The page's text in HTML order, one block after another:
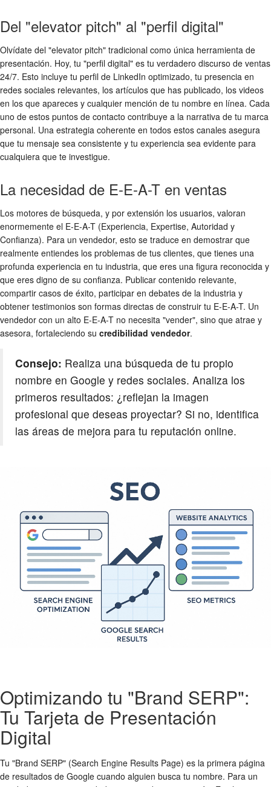
Del "elevator pitch" al "perfil digital"
Olvídate del "elevator pitch" tradicional como única herramienta de
presentación. Hoy, tu "perfil digital" es tu verdadero discurso de ventas
24/7. Esto incluye tu perfil de LinkedIn optimizado, tu presencia en
redes sociales relevantes, los artículos que has publicado, los videos
en los que apareces y cualquier mención de tu nombre en línea. Cada
uno de estos puntos de contacto contribuye a la narrativa de tu marca
personal. Una estrategia coherente en todos estos canales asegura
que tu mensaje sea consistente y tu experiencia sea evidente para
cualquiera que te investigue.
La necesidad de E-E-A-T en ventas
Los motores de búsqueda, y por extensión los usuarios, valoran
enormemente el E-E-A-T (Experiencia, Expertise, Autoridad y
Confianza). Para un vendedor, esto se traduce en demostrar que
realmente entiendes los problemas de tus clientes, que tienes una
profunda experiencia en tu industria, que eres una figura reconocida y
que eres digno de su confianza. Publicar contenido relevante,
compartir casos de éxito, participar en debates de la industria y
obtener testimonios son formas directas de construir tu E-E-A-T. Un
vendedor con un alto E-E-A-T no necesita "vender", sino que atrae y
asesora, fortaleciendo su credibilidad vendedor.
Consejo: Realiza una búsqueda de tu propio
nombre en Google y redes sociales. Analiza los
primeros resultados: ¿reflejan la imagen
profesional que deseas proyectar? Si no, identifica
las áreas de mejora para tu reputación online.
Optimizando tu "Brand SERP":
Tu Tarjeta de Presentación
Digital
Tu "Brand SERP" (Search Engine Results Page) es la primera página
de resultados de Google cuando alguien busca tu nombre. Para un